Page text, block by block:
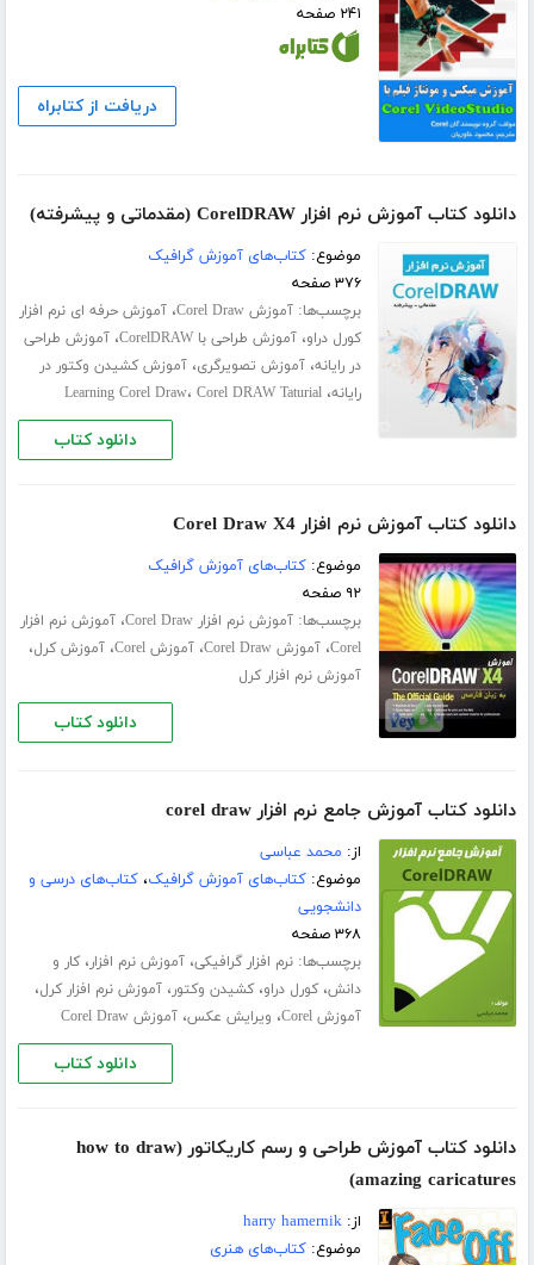
۲۴۱ صفحه
دریافت از کتابراه
دانلود کتاب آموزش نرم افزار CorelDRAW (مقدماتی و پیشرفته)
موضوع:کتاب‌های آموزش گرافیک
۳۷۶ صفحه
برچسب‌ها:آموزش Corel Draw ،آموزش حرفه ای نرم افزار
کورل دراو،آموزش طراحی با CorelDRAW ،آموزش طراحی
در رایانه،آموزش تصویرگری،آموزش کشیدن وکتور در
رایانه، Learning Corel Draw، Corel DRAW Taturial
دانلود کتاب
دانلود کتاب آموزش نرم افزار Corel Draw X4
موضوع:کتاب‌های آموزش گرافیک
۹۲ صفحه
برچسب‌ها:آموزش نرم افزار Corel Draw ،آموزش نرم افزار
Corel،آموزش Corel Draw ،آموزش Corel ،آموزش کرل،
آموزش نرم افزار کرل
دانلود کتاب
دانلود کتاب آموزش جامع نرم افزار corel draw
از: محمد عباسی
موضوع:کتاب‌های آموزش گرافیک،کتاب‌های درسی و
دانشجویی
۳۶۸ صفحه
برچسب‌ها:نرم افزار گرافیکی،آموزش نرم افزار،کار و
دانش،کورل دراو،کشیدن وکتور،آموزش نرم افزار کرل،
آموزش Corel ، ویرایش عکس،آموزش Corel Draw
دانلود کتاب
دانلود کتاب آموزش طراحی و رسم کاریکاتور (how to draw
amazing caricatures)
از:harry hamernik
موضوع:کتاب‌های هنری